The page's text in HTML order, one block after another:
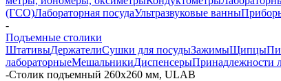
(ГСО)Лабораторная посудаУльтразвуковые ванны
-
Подъемные столики
ШтативыДержателиСушки для посудыЗажимыЩипцы
лабораторныеМешальникиДиспенсерыПринадлежности
-Столик подъемный 260x260 мм, ULAB